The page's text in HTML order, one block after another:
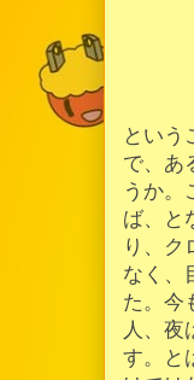
という
で、あ
うか。
ば、と
り、ク
なく、
た。今
人、夜
す。と